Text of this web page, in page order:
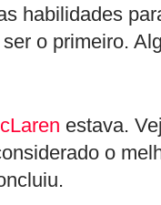
habilidades
o primeiro.
estava.
o